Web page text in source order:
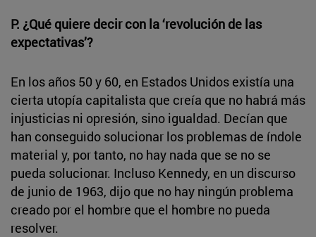
P. ¿Qué quiere decir con la ‘revolución de las
expectativas’?
En los años 50 y 60, en Estados Unidos existía una
cierta utopía capitalista que creía que no habrá más
injusticias ni opresión, sino igualdad. Decían que
han conseguido solucionar los problemas de índole
material y, por tanto, no hay nada que se no se
pueda solucionar. Incluso Kennedy, en un discurso
de junio de 1963, dijo que no hay ningún problema
creado por el hombre que el hombre no pueda
resolver.